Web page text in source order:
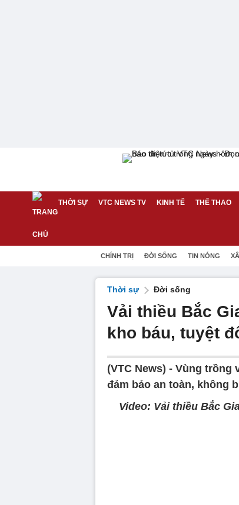
THỜI SỰ VTC NEWS TV KINH TẾ THỂ THAO
CHÍNH TRỊ ĐỜI SỐNG TIN NÓNG
Thời sự Đời sống
Vải thiều Bắc
kho báu, tuyệt
(VTC News) - Vùng trồng
đảm bảo an toàn, không
Video: Vải thiều Bắc